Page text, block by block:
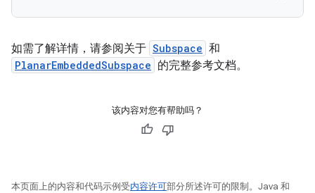
如需了解详情，请参阅关于 Subspace 和
PlanarEmbeddedSubspace 的完整参考文档。
该内容对您有帮助吗？
本页面上的内容和代码示例受内容许可部分所述许可的限制。Java 和